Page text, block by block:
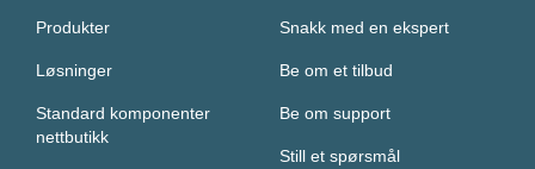
Produkter
Løsninger
Standard komponenter
nettbutikk
Snakk med en ekspert
Be om et tilbud
Be om support
Still et spørsmål